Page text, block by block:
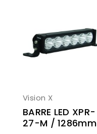
Vision X
BARRE LED XPR-
27-M / 1286mm